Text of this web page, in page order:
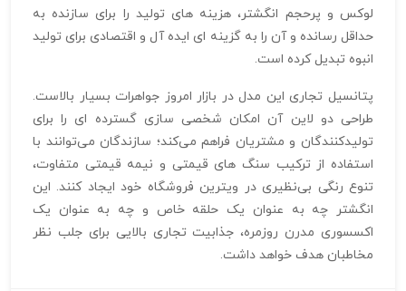
لوکس و پرحجم انگشتر، هزینه‌ های تولید را برای سازنده به
حداقل رسانده و آن را به گزینه‌ ای ایده‌ آل و اقتصادی برای تولید
انبوه تبدیل کرده است.
پتانسیل تجاری این مدل در بازار امروز جواهرات بسیار بالاست.
طراحی دو لاین آن امکان شخصی‌ سازی گسترده‌ ای را برای
تولیدکنندگان و مشتریان فراهم می‌کند؛ سازندگان می‌توانند با
استفاده از ترکیب سنگ‌ های قیمتی و نیمه‌ قیمتی متفاوت،
تنوع رنگی بی‌نظیری در ویترین فروشگاه خود ایجاد کنند. این
انگشتر چه به عنوان یک حلقه خاص و چه به عنوان یک
اکسسوری مدرن روزمره، جذابیت تجاری بالایی برای جلب نظر
مخاطبان هدف خواهد داشت.